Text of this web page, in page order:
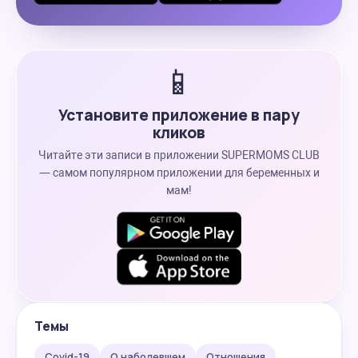
📱
Установите приложение в пару
кликов
Читайте эти записи в приложении SUPERMOMS CLUB
— самом популярном приложении для беременных и
мам!
Темы